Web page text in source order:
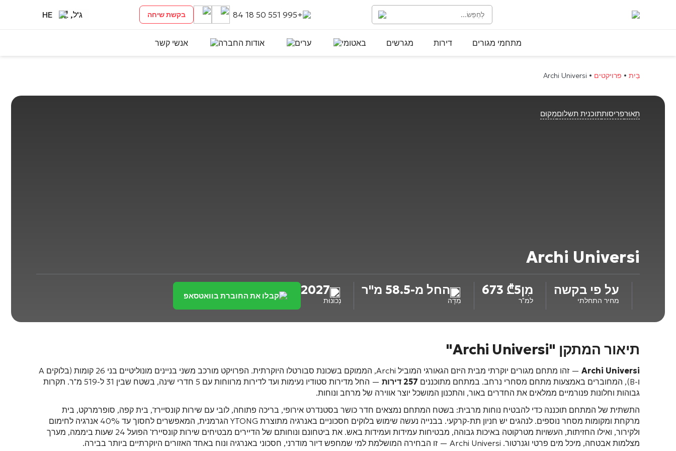
+995 551 50 18 84 בקשת שיחה ג'ל, ₾ HE
מתחמי מגורים דירות מגרשים באטומי ערים אודות החברה אנשי קשר
בַּיִת • פרויקטים •
Archi Universi
תֵאוּרפריסותתוכנית תשלוםמִקוּם
Archi Universi
על פי בקשה
מחיר התחלתי
מִן ₾5 673
למ"ר
החל מ-58.5 מ"ר
מִדָה
2027
נְכוֹנוּת קבלו את החוברת בוואטסאפ
תיאור המתקן "Archi Universi"
Archi Universi
— זהו מתחם מגורים יוקרתי מבית היזם הגאורגי המוביל Archi, הממוקם בשכונת סבורטלו היוקרתית. הפרויקט מורכב משני בניינים מונוליטיים בני 26 קומות (בלוקים A
ו-B), המחוברים באמצעות מתחם מסחרי נרחב
. במתחם מתוכננים 257 דירות — החל מדירות סטודיו נעימות ועד לדירות מרווחות עם 5 חדרי שינה, בשטח שבין 31 ל-519 מ"ר
. תקרות
גבוהות וחלונות פנורמיים ממלאים את החדרים באור, והתכנון המושכל יוצר אווירה של מרחב ונוחות.
התשתית של המתחם תוכננה כדי להבטיח נוחות מרבית: בשטח המתחם נמצאים חדר כושר בסטנדרט אירופי, בריכה פתוחה, לובי עם שירות קונסיירז', בית קפה, סופרמרקט, בית
מרקחת ומקומות מסחר נוספים. לנהגים יש חניון תת-קרקעי
. בבנייה נעשה שימוש בלוקים חסכוניים באנרגיה מתוצרת YTONG הגרמנית, המאפשרים לחסוך עד 40% אנרגיה לחימום
ולקירור, ואילו החזיתות, העשויות מטרקוטה באיכות גבוהה, מבטיחות עמידות ועמידות באש
. את ביטחונם ונוחותם של הדיירים מבטיחים שירות קונסיירז' הפועל 24 שעות ביממה, מערך
מצלמות אבטחה, מיכל מים פרטי וגנרטור. Archi Universi — זו הבחירה המושלמת למי שמחפש דיור מודרני, חסכוני באנרגיה ונוח באחד האזורים היוקרתיים ביותר בבירה.